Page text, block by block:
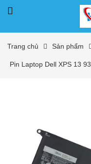
Trang chủ Sản phẩm
Pin Laptop Dell XPS 13